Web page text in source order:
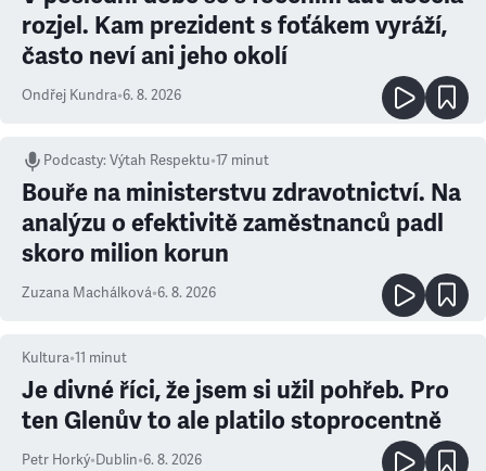
rozjel. Kam prezident s foťákem vyráží,
často neví ani jeho okolí
Ondřej Kundra•6. 8. 2026
Podcasty:Výtah Respektu•17 minut
Bouře na ministerstvu zdravotnictví. Na
analýzu o efektivitě zaměstnanců padl
skoro milion korun
Zuzana Machálková•6. 8. 2026
Kultura•11 minut
Je divné říci, že jsem si užil pohřeb. Pro
ten Glenův to ale platilo stoprocentně
Petr Horký•Dublin•6. 8. 2026